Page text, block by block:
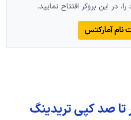
در این بروکر افتتاح نمایید.
نام آمارکتس
صد کپی تریدینگ